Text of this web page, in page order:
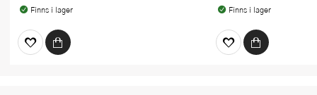
Finns i lager Finns i lager